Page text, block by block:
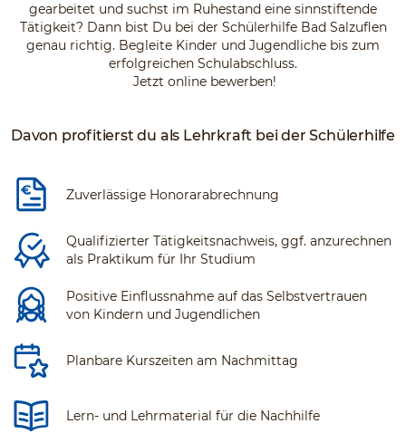
gearbeitet und suchst im Ruhestand eine sinnstiftende
Tätigkeit? Dann bist Du bei der Schülerhilfe Bad Salzuflen
genau richtig. Begleite Kinder und Jugendliche bis zum
erfolgreichen Schulabschluss.
Jetzt online bewerben!
Davon profitierst du als Lehrkraft bei der Schülerhilfe
Zuverlässige Honorarabrechnung
Qualifizierter Tätigkeitsnachweis, ggf. anzurechnen
als Praktikum für Ihr Studium
Positive Einflussnahme auf das Selbstvertrauen
von Kindern und Jugendlichen
Planbare Kurszeiten am Nachmittag
Lern- und Lehrmaterial für die Nachhilfe